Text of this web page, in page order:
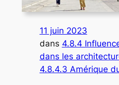
11 juin 2023
dans 4.8.4
dans les
4.8.4.3 Amérique